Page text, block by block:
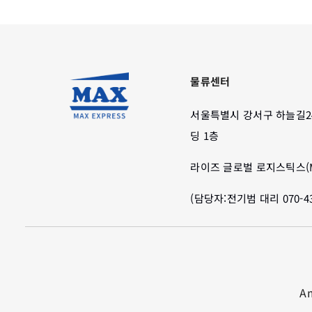
물류센터
서울특별시 강서구 하늘길
딩 1층
라이즈 글로벌 로지스틱스
(담당자:전기범 대리 070-